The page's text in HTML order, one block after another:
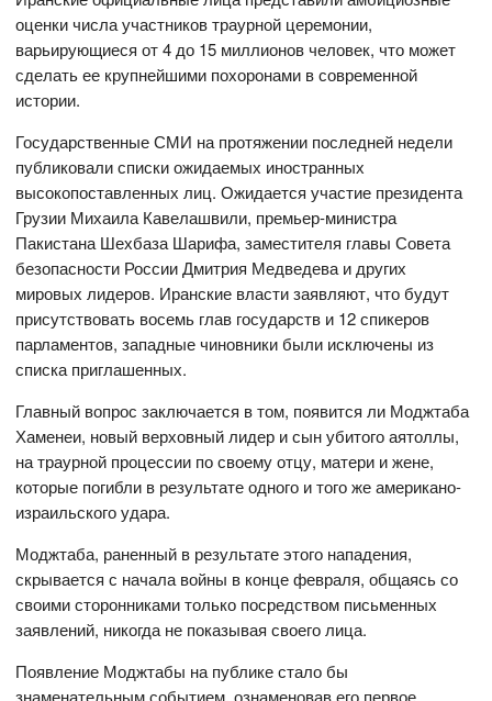
оценки числа участников траурной церемонии,
варьирующиеся от 4 до 15 миллионов человек, что может
сделать ее крупнейшими похоронами в современной
истории.
Государственные СМИ на протяжении последней недели
публиковали списки ожидаемых иностранных
высокопоставленных лиц. Ожидается участие президента
Грузии Михаила Кавелашвили, премьер-министра
Пакистана Шехбаза Шарифа, заместителя главы Совета
безопасности России Дмитрия Медведева и других
мировых лидеров. Иранские власти заявляют, что будут
присутствовать восемь глав государств и 12 спикеров
парламентов, западные чиновники были исключены из
списка приглашенных.
Главный вопрос заключается в том, появится ли Моджтаба
Хаменеи, новый верховный лидер и сын убитого аятоллы,
на траурной процессии по своему отцу, матери и жене,
которые погибли в результате одного и того же американо-
израильского удара.
Моджтаба, раненный в результате этого нападения,
скрывается с начала войны в конце февраля, общаясь со
своими сторонниками только посредством письменных
заявлений, никогда не показывая своего лица.
Появление Моджтабы на публике стало бы
знаменательным событием, ознаменовав его первое